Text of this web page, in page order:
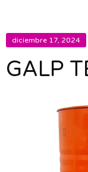
diciembre 17, 2024
GALP